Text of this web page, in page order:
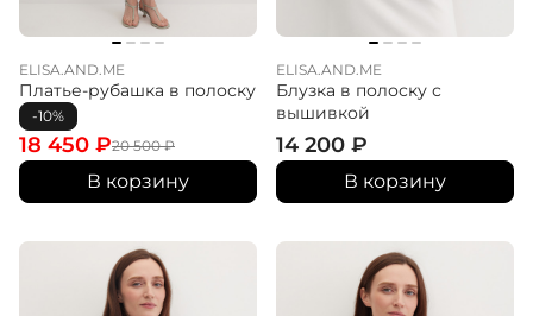
ELISA.AND.ME
Платье-рубашка в полоску
-10%
20 500₽
18 450 ₽
В корзину
ELISA.AND.ME
Блузка в полоску с
вышивкой
14 200 ₽
В корзину